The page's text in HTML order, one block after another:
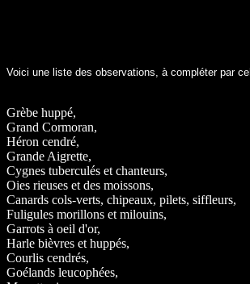
Voici une liste des observations, à compléter par
Grèbe huppé,
Grand Cormoran,
Héron cendré,
Grande Aigrette,
Cygnes tuberculés et chanteurs,
Oies rieuses et des moissons,
Canards cols-verts, chipeaux, pilets, siffleurs,
Fuligules morillons et milouins,
Garrots à oeil d'or,
Harle bièvres et huppés,
Courlis cendrés,
Goélands leucophées,